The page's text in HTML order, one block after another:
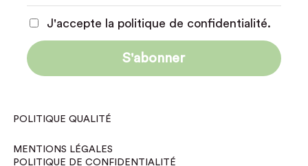
J'accepte la politique de confidentialité.
POLITIQUE QUALITÉ
MENTIONS LÉGALES
POLITIQUE DE CONFIDENTIALITÉ